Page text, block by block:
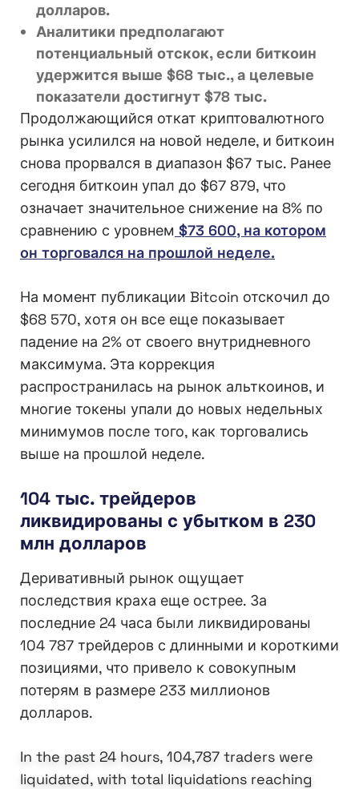
долларов.
Аналитики предполагают
потенциальный отскок, если биткоин
удержится выше $68 тыс., а целевые
показатели достигнут $78 тыс.
Продолжающийся откат криптовалютного
рынка усилился на новой неделе, и биткоин
снова прорвался в диапазон $67 тыс. Ранее
сегодня биткоин упал до $67 879, что
означает значительное снижение на 8% по
сравнению с уровнем $73 600, на котором
он торговался на прошлой неделе.
На момент публикации Bitcoin отскочил до
$68 570, хотя он все еще показывает
падение на 2% от своего внутридневного
максимума. Эта коррекция
распространилась на рынок альткоинов, и
многие токены упали до новых недельных
минимумов после того, как торговались
выше на прошлой неделе.
104 тыс. трейдеров
ликвидированы с убытком в 230
млн долларов
Деривативный рынок ощущает
последствия краха еще острее. За
последние 24 часа были ликвидированы
104 787 трейдеров с длинными и короткими
позициями, что привело к совокупным
потерям в размере 233 миллионов
долларов.
In the past 24 hours, 104,787 traders were
liquidated, with total liquidations reaching